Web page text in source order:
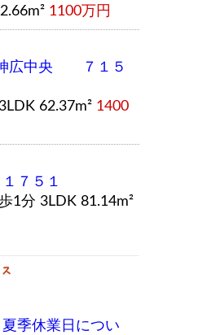
1100万円
神広中央 ７１５
3LDK 62.37m² 1400
７５１
1分 3LDK 81.14m²
季休業日につい